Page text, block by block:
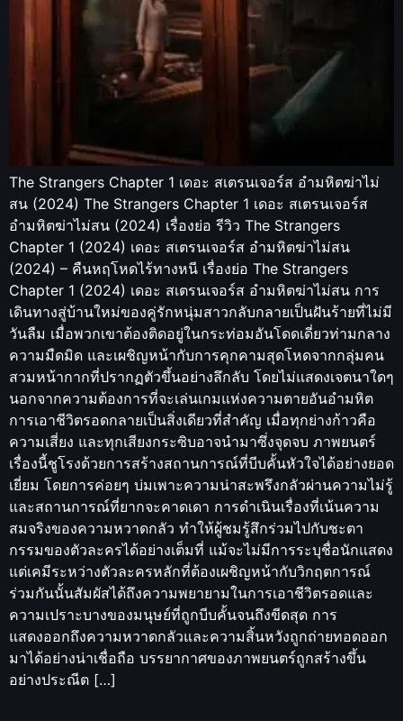
The Strangers Chapter 1 เดอะ สเตรนเจอร์ส อำมหิตฆ่าไม่
สน (2024) The Strangers Chapter 1 เดอะ สเตรนเจอร์ส
อำมหิตฆ่าไม่สน (2024) เรื่องย่อ รีวิว The Strangers
Chapter 1 (2024) เดอะ สเตรนเจอร์ส อำมหิตฆ่าไม่สน
(2024) – คืนหฤโหดไร้ทางหนี เรื่องย่อ The Strangers
Chapter 1 (2024) เดอะ สเตรนเจอร์ส อำมหิตฆ่าไม่สน การ
เดินทางสู่บ้านใหม่ของคู่รักหนุ่มสาวกลับกลายเป็นฝันร้ายที่ไม่มี
วันลืม เมื่อพวกเขาต้องติดอยู่ในกระท่อมอันโดดเดี่ยวท่ามกลาง
ความมืดมิด และเผชิญหน้ากับการคุกคามสุดโหดจากกลุ่มคน
สวมหน้ากากที่ปรากฏตัวขึ้นอย่างลึกลับ โดยไม่แสดงเจตนาใดๆ
นอกจากความต้องการที่จะเล่นเกมแห่งความตายอันอำมหิต
การเอาชีวิตรอดกลายเป็นสิ่งเดียวที่สำคัญ เมื่อทุกย่างก้าวคือ
ความเสี่ยง และทุกเสียงกระซิบอาจนำมาซึ่งจุดจบ ภาพยนตร์
เรื่องนี้ชูโรงด้วยการสร้างสถานการณ์ที่บีบคั้นหัวใจได้อย่างยอด
เยี่ยม โดยการค่อยๆ บ่มเพาะความน่าสะพรึงกลัวผ่านความไม่รู้
และสถานการณ์ที่ยากจะคาดเดา การดำเนินเรื่องที่เน้นความ
สมจริงของความหวาดกลัว ทำให้ผู้ชมรู้สึกร่วมไปกับชะตา
กรรมของตัวละครได้อย่างเต็มที่ แม้จะไม่มีการระบุชื่อนักแสดง
แต่เคมีระหว่างตัวละครหลักที่ต้องเผชิญหน้ากับวิกฤตการณ์
ร่วมกันนั้นสัมผัสได้ถึงความพยายามในการเอาชีวิตรอดและ
ความเปราะบางของมนุษย์ที่ถูกบีบคั้นจนถึงขีดสุด การ
แสดงออกถึงความหวาดกลัวและความสิ้นหวังถูกถ่ายทอดออก
มาได้อย่างน่าเชื่อถือ บรรยากาศของภาพยนตร์ถูกสร้างขึ้น
อย่างประณีต […]